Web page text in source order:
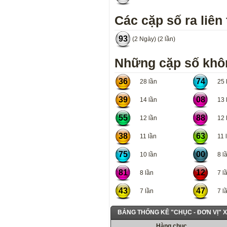
Các cặp số ra liên
93 (2 Ngày) (2 lần)
Những cặp số
36 28 lần 74 25
39 14 lần 08 13
55 12 lần 88 12
38 11 lần 63 11
75 10 lần 00 8
81 8 lần 12 7
43 7 lần 47 7
BẢNG THỐNG KÊ "CHỤC - ĐƠN VỊ"